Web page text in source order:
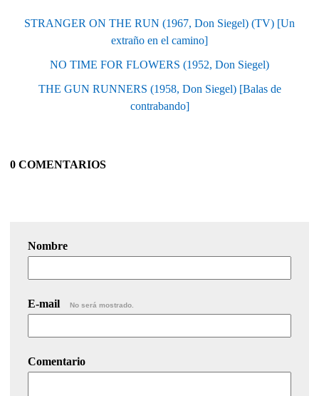
STRANGER ON THE RUN (1967, Don Siegel) (TV) [Un
extraño en el camino]
NO TIME FOR FLOWERS (1952, Don Siegel)
THE GUN RUNNERS (1958, Don Siegel) [Balas de
contrabando]
0 COMENTARIOS
Nombre
E-mail No será mostrado.
Comentario